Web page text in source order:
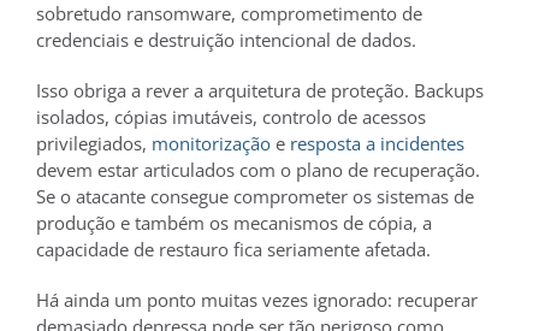
sobretudo ransomware, comprometimento de
credenciais e destruição intencional de dados.
Isso obriga a rever a arquitetura de proteção. Backups
isolados, cópias imutáveis, controlo de acessos
privilegiados, monitorização e resposta a incidentes
devem estar articulados com o plano de recuperação.
Se o atacante consegue comprometer os sistemas de
produção e também os mecanismos de cópia, a
capacidade de restauro fica seriamente afetada.
Há ainda um ponto muitas vezes ignorado: recuperar
demasiado depressa pode ser tão perigoso como